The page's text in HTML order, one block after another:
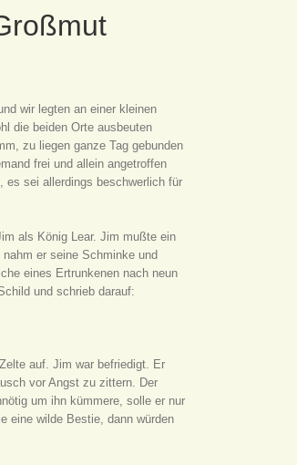
wir legten an einer kleinen
die beiden Orte ausbeuten
zu liegen ganze Tag gebunden
frei und allein angetroffen
es sei allerdings beschwerlich für
als König Lear. Jim mußte ein
er seine Schminke und
eines Ertrunkenen nach neun
und schrieb darauf:
auf. Jim war befriedigt. Er
vor Angst zu zittern. Der
um ihn kümmere, solle er nur
eine wilde Bestie, dann würden